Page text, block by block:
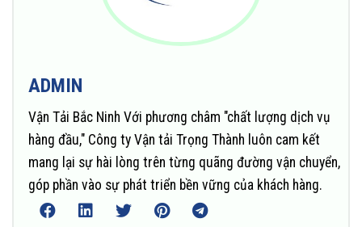
ADMIN
Vận Tải Bắc Ninh Với phương châm "chất lượng dịch vụ
hàng đầu," Công ty Vận tải Trọng Thành luôn cam kết
mang lại sự hài lòng trên từng quãng đường vận chuyển,
góp phần vào sự phát triển bền vững của khách hàng.